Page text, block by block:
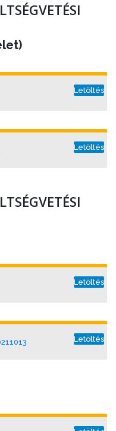
Letöltés
Letöltés
Letöltés
Letöltés